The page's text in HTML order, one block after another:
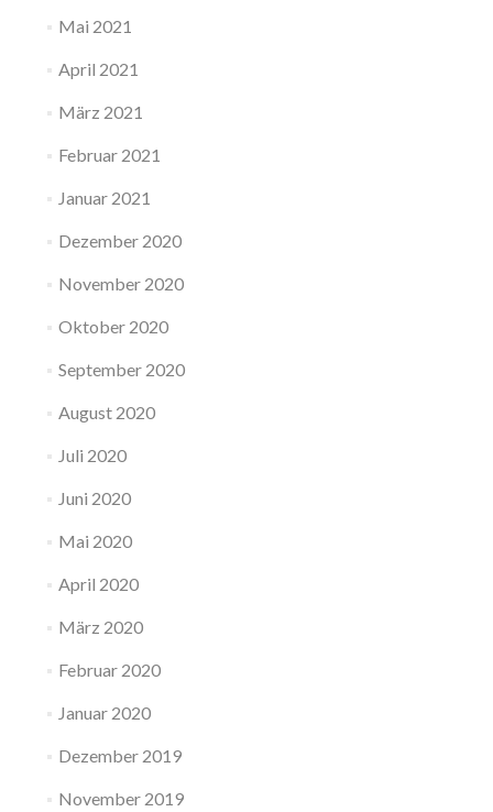
Mai 2021
April 2021
März 2021
Februar 2021
Januar 2021
Dezember 2020
November 2020
Oktober 2020
September 2020
August 2020
Juli 2020
Juni 2020
Mai 2020
April 2020
März 2020
Februar 2020
Januar 2020
Dezember 2019
November 2019